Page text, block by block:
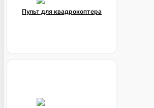
Пульт для квадрокоптера